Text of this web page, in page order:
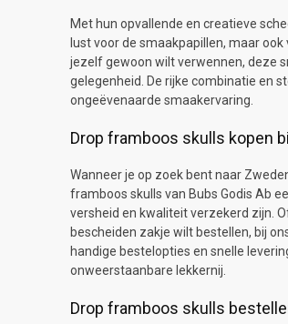
Met hun opvallende en creatieve
lust voor de smaakpapillen, maar
jezelf gewoon wilt verwennen, deze
gelegenheid. De rijke combinatie en
ongeëvenaarde smaakervaring.
Drop framboos skulls kopen
Wanneer je op zoek bent naar
framboos skulls van Bubs Godis Ab
versheid en kwaliteit verzekerd zijn.
bescheiden zakje wilt bestellen, bij
handige bestelopties en snelle
onweerstaanbare lekkernij.
Drop framboos skulls